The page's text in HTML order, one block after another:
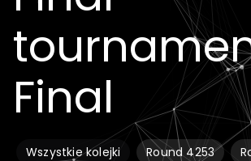
Final
Wszystkie kolejki Round 4253